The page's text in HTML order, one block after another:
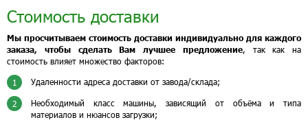
Стоимость доставки
Мы просчитываем стоимость доставки индивидуально для каждого
заказа, чтобы сделать Вам лучшее предложение, так как на
стоимость влияет множество факторов:
1 Удаленности адреса доставки от завода/склада;
2
Необходимый класс машины, зависящий от объёма и типа
материалов и нюансов загрузки;